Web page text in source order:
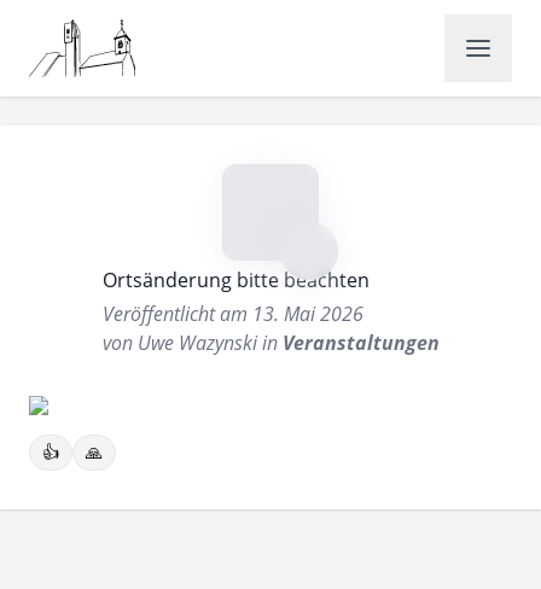
Ortsänderung bitte beachten
Veröffentlicht am 13. Mai 2026
von Uwe Wazynski in Veranstaltungen
👍️ 🙏